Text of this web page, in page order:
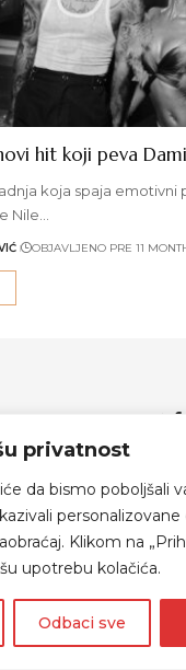
privatnost
da bismo poboljšali
personalizovane
Klikom na
upotrebu kolačića.
Odbaci sve
hit koji peva
koja spaja emotivni
Nile…
OBJAVLJENO PRE 11
© 2024 Indijanka Danka